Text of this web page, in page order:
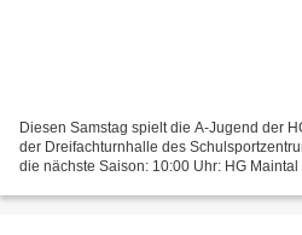
Diesen Samstag spielt die A-Jugend der
der Dreifachturnhalle des
die nächste Saison: 10:00 Uhr: HG